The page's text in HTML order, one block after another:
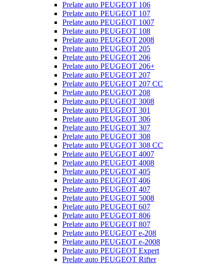
Prelate auto PEUGEOT 106
Prelate auto PEUGEOT 107
Prelate auto PEUGEOT 1007
Prelate auto PEUGEOT 108
Prelate auto PEUGEOT 2008
Prelate auto PEUGEOT 205
Prelate auto PEUGEOT 206
Prelate auto PEUGEOT 206+
Prelate auto PEUGEOT 207
Prelate auto PEUGEOT 207 CC
Prelate auto PEUGEOT 208
Prelate auto PEUGEOT 3008
Prelate auto PEUGEOT 301
Prelate auto PEUGEOT 306
Prelate auto PEUGEOT 307
Prelate auto PEUGEOT 308
Prelate auto PEUGEOT 308 CC
Prelate auto PEUGEOT 4007
Prelate auto PEUGEOT 4008
Prelate auto PEUGEOT 405
Prelate auto PEUGEOT 406
Prelate auto PEUGEOT 407
Prelate auto PEUGEOT 5008
Prelate auto PEUGEOT 607
Prelate auto PEUGEOT 806
Prelate auto PEUGEOT 807
Prelate auto PEUGEOT e-208
Prelate auto PEUGEOT e-2008
Prelate auto PEUGEOT Expert
Prelate auto PEUGEOT Rifter